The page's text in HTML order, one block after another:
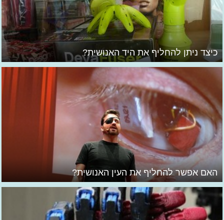
כיצד ניתן להחליף את היד האנושית?
האם אפשר להחליף את העין האנושית?